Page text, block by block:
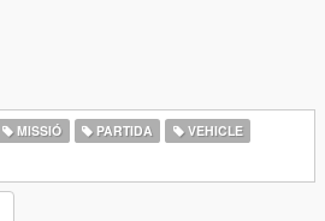
MISSIÓ PARTIDA
VEHICLE